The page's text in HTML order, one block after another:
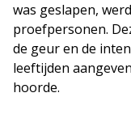
was geslapen,
proefpersonen.
de geur en de
leeftijden
hoorde.